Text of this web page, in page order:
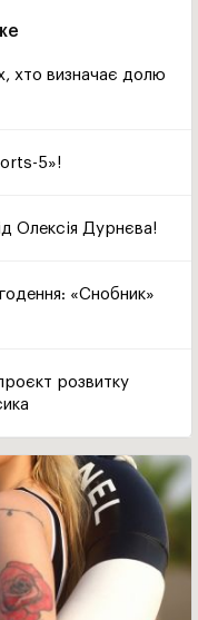
хто визначає долю
5»!
Олексія Дурнєва!
«Снобник»
розвитку